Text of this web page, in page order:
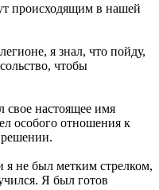
происходящим в нашей
я знал, что пойду,
чтобы
свое настоящее имя
особого отношения к
решении.
не был метким стрелком,
Я был готов